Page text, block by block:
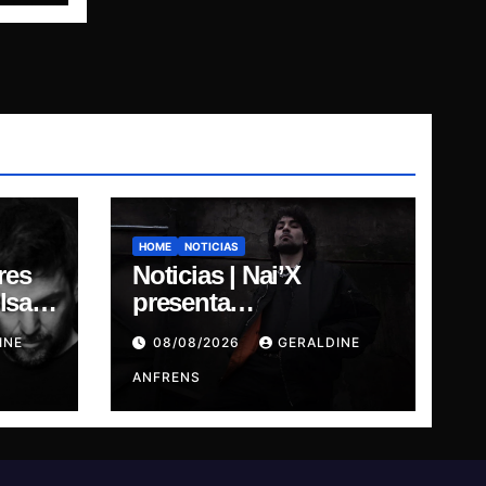
HOME NOTICIAS
Noticias | Nai’X
presenta
“DIMENSIONAL
GODS.
08/08/2026 GERALDINE
ANFRENS